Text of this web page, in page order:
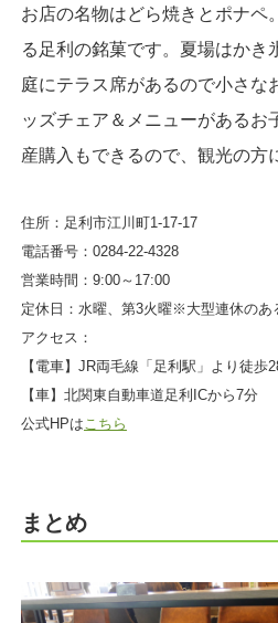
お店の名物はどら焼きとポナペ
る足利の銘菓です。夏場はかき
庭にテラス席があるので小さな
ッズチェア＆メニューがあるお
産購入もできるので、観光の方
住所：足利市江川町1-17-17
電話番号：0284-22-4328
営業時間：9:00～17:00
定休日：水曜、第3火曜※大型連休のあ
アクセス：
【電車】JR両毛線「足利駅」より徒歩
【車】北関東自動車道足利ICから7分
公式HPはこちら
まとめ